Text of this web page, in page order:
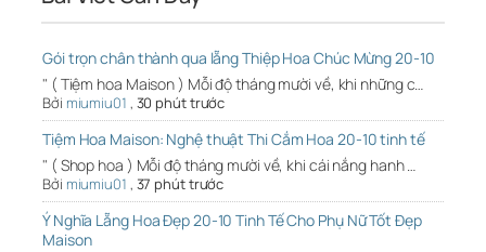
Gói trọn chân thành qua lẵng Thiệp Hoa Chúc Mừng 20-10
" ( Tiệm hoa Maison ) Mỗi độ tháng mười về, khi những c…
Bởi miumiu01 , 30 phút trước
Tiệm Hoa Maison: Nghệ thuật Thi Cắm Hoa 20-10 tinh tế
" ( Shop hoa ) Mỗi độ tháng mười về, khi cái nắng hanh …
Bởi miumiu01 , 37 phút trước
Ý Nghĩa Lẵng Hoa Đẹp 20-10 Tinh Tế Cho Phụ Nữ Tốt Đẹp
Maison